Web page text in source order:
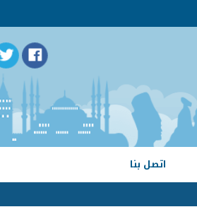
اتصل بنا